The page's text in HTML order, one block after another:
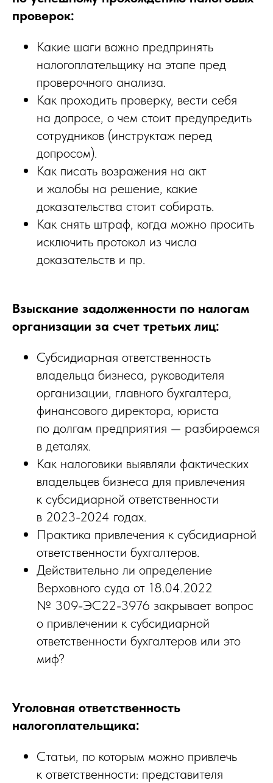
проверок:
Какие шаги важно предпринять
налогоплательщику на этапе пред
проверочного анализа.
Как проходить проверку, вести себя
на допросе, о чем стоит предупредить
сотрудников (инструктаж перед
допросом).
Как писать возражения на акт
и жалобы на решение, какие
доказательства стоит собирать.
Как снять штраф, когда можно просить
исключить протокол из числа
доказательств и пр.
Взыскание задолженности по налогам
организации за счет третьих лиц:
Субсидиарная ответственность
владельца бизнеса, руководителя
организации, главного бухгалтера,
финансового директора, юриста
по долгам предприятия — разбираемся
в деталях.
Как налоговики выявляли фактических
владельцев бизнеса для привлечения
к субсидиарной ответственности
в 2023-2024 годах.
Практика привлечения к субсидиарной
ответственности бухгалтеров.
Действительно ли определение
Верховного суда от 18.04.2022
№ 309-ЭС22-3976 закрывает вопрос
о привлечении к субсидиарной
ответственности бухгалтеров или это
миф?
Уголовная ответственность
налогоплательщика:
Статьи, по которым можно привлечь
к ответственности: представителя